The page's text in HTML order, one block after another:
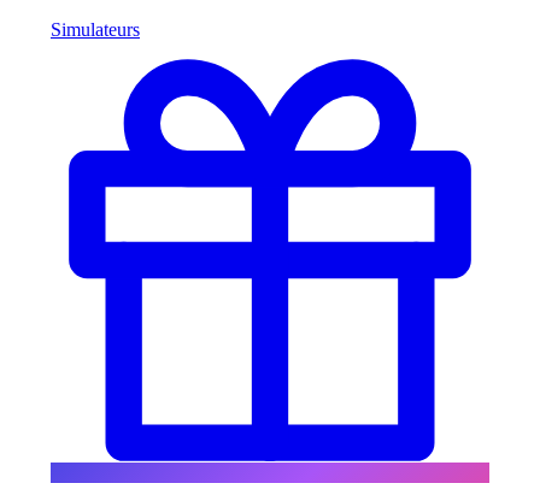
Simulateurs